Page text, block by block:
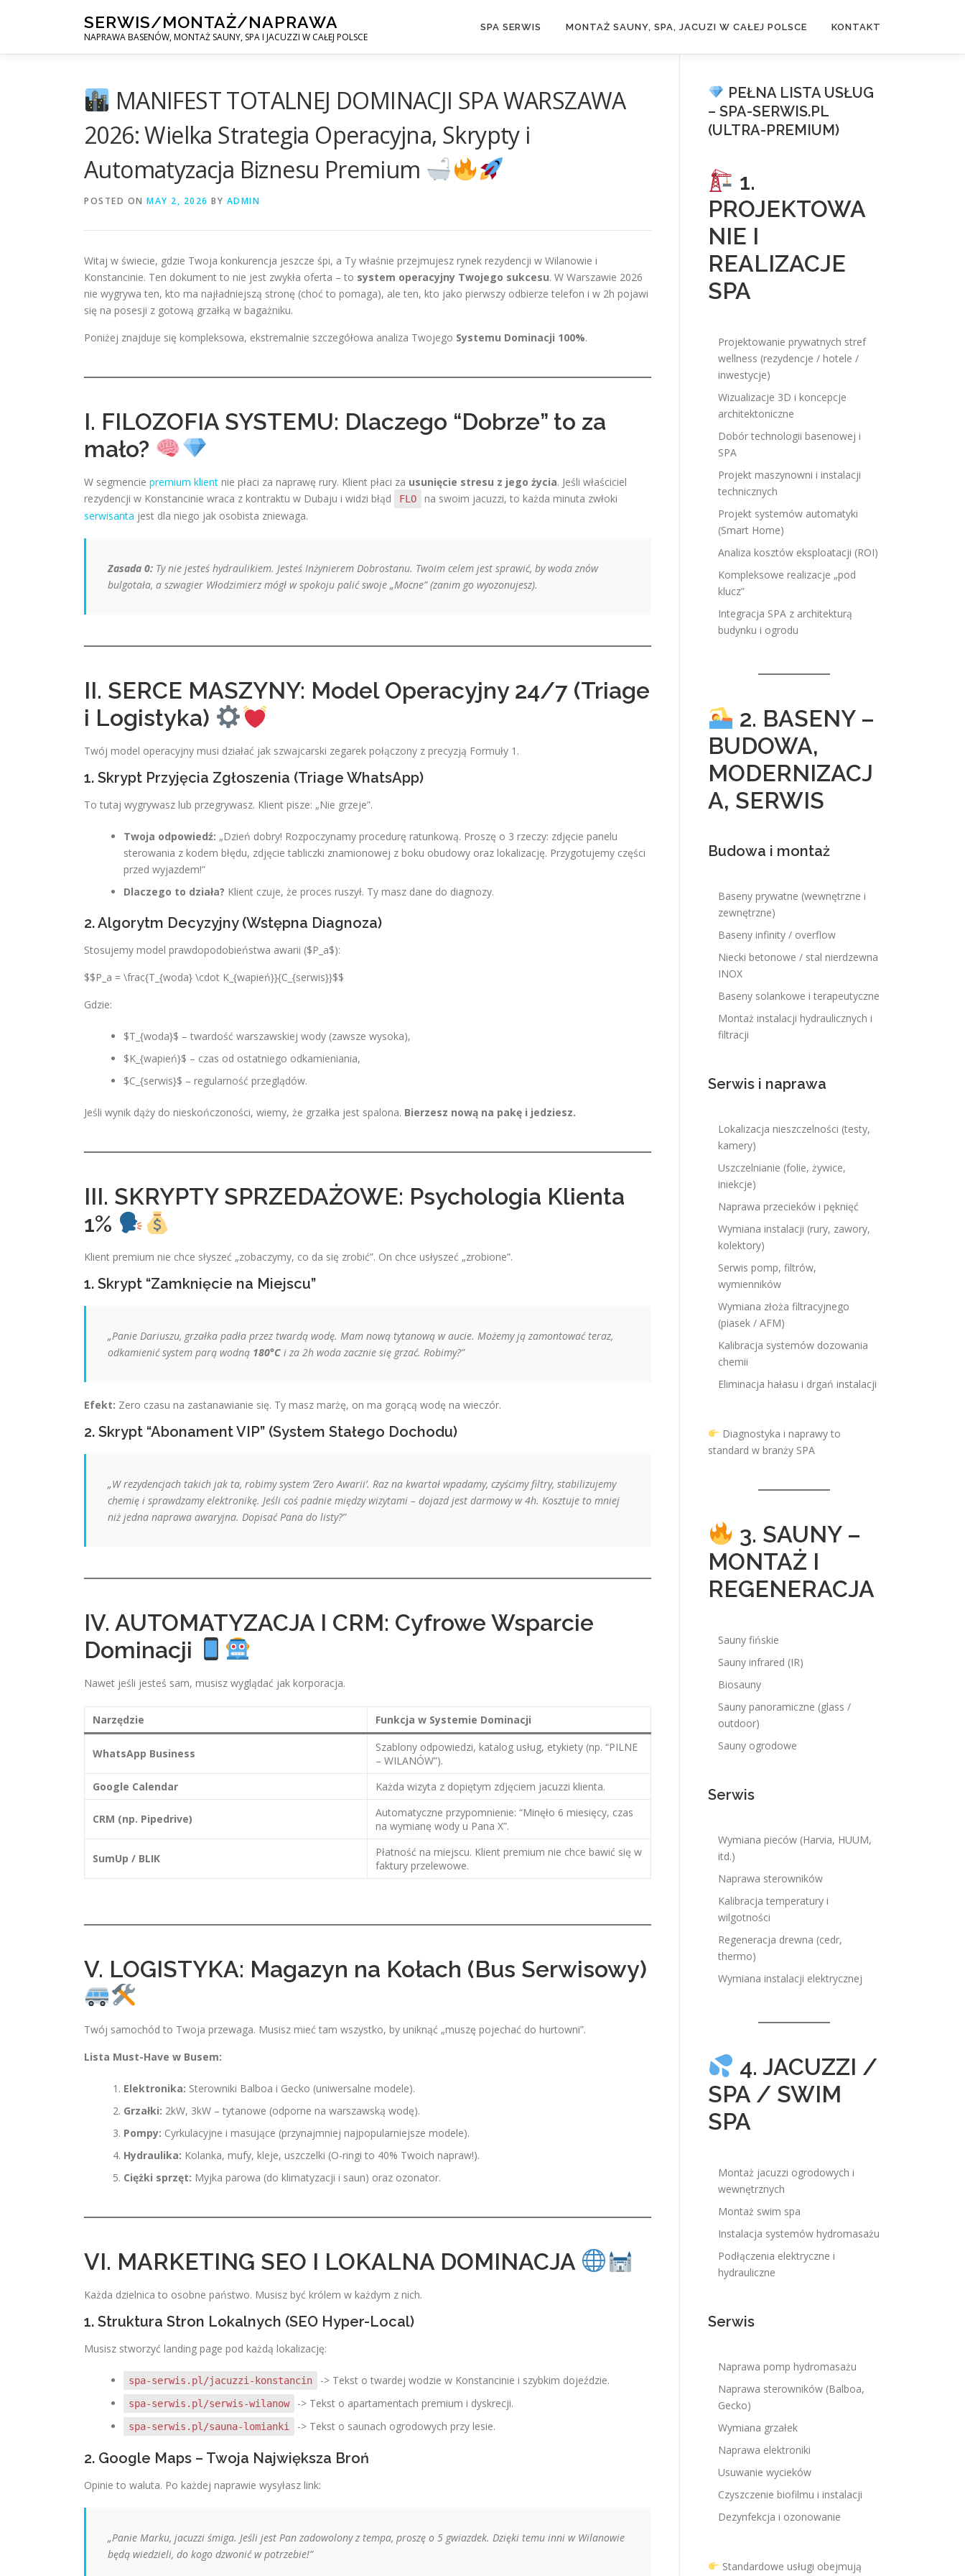
SERWIS/MONTAŻ/NAPRAWA
NAPRAWA BASENÓW, MONTAŻ SAUNY, SPA I JACUZZI W CAŁEJ POLSCE
SPA SERWIS MONTAŻ SAUNY, SPA, JACUZI W CAŁEJ POLSCE KONTAKT
MANIFEST TOTALNEJ DOMINACJI SPA WARSZAWA
2026: Wielka Strategia Operacyjna, Skrypty i
Automatyzacja Biznesu Premium
POSTED ON MAY 2, 2026 BY ADMIN
Witaj w świecie, gdzie Twoja konkurencja jeszcze śpi, a Ty właśnie przejmujesz rynek rezydencji w Wilanowie i
Konstancinie. Ten dokument to nie jest zwykła oferta – to system operacyjny Twojego sukcesu. W Warszawie 2026
nie wygrywa ten, kto ma najładniejszą stronę (choć to pomaga), ale ten, kto jako pierwszy odbierze telefon i w 2h pojawi
się na posesji z gotową grzałką w bagażniku.
Poniżej znajduje się kompleksowa, ekstremalnie szczegółowa analiza Twojego Systemu Dominacji 100%.
I. FILOZOFIA SYSTEMU: Dlaczego “Dobrze” to za
mało?
W segmencie premium klient nie płaci za naprawę rury. Klient płaci za usunięcie stresu z jego życia. Jeśli właściciel
rezydencji w Konstancinie wraca z kontraktu w Dubaju i widzi błąd
FLO
na swoim jacuzzi, to każda minuta zwłoki
serwisanta jest dla niego jak osobista zniewaga.
Zasada 0: Ty nie jesteś hydraulikiem. Jesteś Inżynierem Dobrostanu. Twoim celem jest sprawić, by woda znów
bulgotała, a szwagier Włodzimierz mógł w spokoju palić swoje „Mocne” (zanim go wyozonujesz).
II. SERCE MASZYNY: Model Operacyjny 24/7 (Triage
i Logistyka)
Twój model operacyjny musi działać jak szwajcarski zegarek połączony z precyzją Formuły 1.
1. Skrypt Przyjęcia Zgłoszenia (Triage WhatsApp)
To tutaj wygrywasz lub przegrywasz. Klient pisze: „Nie grzeje”.
Twoja odpowiedź: „Dzień dobry! Rozpoczynamy procedurę ratunkową. Proszę o 3 rzeczy: zdjęcie panelu
sterowania z kodem błędu, zdjęcie tabliczki znamionowej z boku obudowy oraz lokalizację. Przygotujemy części
przed wyjazdem!”
Dlaczego to działa? Klient czuje, że proces ruszył. Ty masz dane do diagnozy.
2. Algorytm Decyzyjny (Wstępna Diagnoza)
Stosujemy model prawdopodobieństwa awarii ($P_a$):
$$P_a = \frac{T_{woda} \cdot K_{wapień}}{C_{serwis}}$$
Gdzie:
$T_{woda}$ – twardość warszawskiej wody (zawsze wysoka),
$K_{wapień}$ – czas od ostatniego odkamieniania,
$C_{serwis}$ – regularność przeglądów.
Jeśli wynik dąży do nieskończoności, wiemy, że grzałka jest spalona. Bierzesz nową na pakę i jedziesz.
III. SKRYPTY SPRZEDAŻOWE: Psychologia Klienta
1%
Klient premium nie chce słyszeć „zobaczymy, co da się zrobić”. On chce usłyszeć „zrobione”.
1. Skrypt “Zamknięcie na Miejscu”
„Panie Dariuszu, grzałka padła przez twardą wodę. Mam nową tytanową w aucie. Możemy ją zamontować teraz,
odkamienić system parą wodną 180°C i za 2h woda zacznie się grzać. Robimy?”
Efekt: Zero czasu na zastanawianie się. Ty masz marżę, on ma gorącą wodę na wieczór.
2. Skrypt “Abonament VIP” (System Stałego Dochodu)
„W rezydencjach takich jak ta, robimy system ‘Zero Awarii’. Raz na kwartał wpadamy, czyścimy filtry, stabilizujemy
chemię i sprawdzamy elektronikę. Jeśli coś padnie między wizytami – dojazd jest darmowy w 4h. Kosztuje to mniej
niż jedna naprawa awaryjna. Dopisać Pana do listy?”
IV. AUTOMATYZACJA I CRM: Cyfrowe Wsparcie
Dominacji
Nawet jeśli jesteś sam, musisz wyglądać jak korporacja.
Narzędzie Funkcja w Systemie Dominacji
WhatsApp Business
Szablony odpowiedzi, katalog usług, etykiety (np. “PILNE
– WILANÓW”).
Google Calendar
Każda wizyta z dopiętym zdjęciem jacuzzi klienta.
CRM (np. Pipedrive)
Automatyczne przypomnienie: “Minęło 6 miesięcy, czas
na wymianę wody u Pana X”.
SumUp / BLIK
Płatność na miejscu. Klient premium nie chce bawić się w
faktury przelewowe.
V. LOGISTYKA: Magazyn na Kołach (Bus Serwisowy)
Twój samochód to Twoja przewaga. Musisz mieć tam wszystko, by uniknąć „muszę pojechać do hurtowni”.
Lista Must-Have w Busem:
Elektronika: Sterowniki Balboa i Gecko (uniwersalne modele).
Grzałki: 2kW, 3kW – tytanowe (odporne na warszawską wodę).
Pompy: Cyrkulacyjne i masujące (przynajmniej najpopularniejsze modele).
Hydraulika: Kolanka, mufy, kleje, uszczelki (O-ringi to 40% Twoich napraw!).
Ciężki sprzęt: Myjka parowa (do klimatyzacji i saun) oraz ozonator.
VI. MARKETING SEO I LOKALNA DOMINACJA
Każda dzielnica to osobne państwo. Musisz być królem w każdym z nich.
1. Struktura Stron Lokalnych (SEO Hyper-Local)
Musisz stworzyć landing page pod każdą lokalizację:
spa-serwis.pl/jacuzzi-konstancin -> Tekst o twardej wodzie w Konstancinie i szybkim dojeździe.
spa-serwis.pl/serwis-wilanow -> Tekst o apartamentach premium i dyskrecji.
spa-serwis.pl/sauna-lomianki -> Tekst o saunach ogrodowych przy lesie.
2. Google Maps – Twoja Największa Broń
Opinie to waluta. Po każdej naprawie wysyłasz link:
„Panie Marku, jacuzzi śmiga. Jeśli jest Pan zadowolony z tempa, proszę o 5 gwiazdek. Dzięki temu inni w Wilanowie
będą wiedzieli, do kogo dzwonić w potrzebie!”
PEŁNA LISTA USŁUG
– SPA-SERWIS.PL
(ULTRA-PREMIUM)
1.
PROJEKTOWA
NIE I
REALIZACJE
SPA
Projektowanie prywatnych stref
wellness (rezydencje / hotele /
inwestycje)
Wizualizacje 3D i koncepcje
architektoniczne
Dobór technologii basenowej i
SPA
Projekt maszynowni i instalacji
technicznych
Projekt systemów automatyki
(Smart Home)
Analiza kosztów eksploatacji (ROI)
Kompleksowe realizacje „pod
klucz”
Integracja SPA z architekturą
budynku i ogrodu
2. BASENY –
BUDOWA,
MODERNIZACJ
A, SERWIS
Budowa i montaż
Baseny prywatne (wewnętrzne i
zewnętrzne)
Baseny infinity / overflow
Niecki betonowe / stal nierdzewna
INOX
Baseny solankowe i terapeutyczne
Montaż instalacji hydraulicznych i
filtracji
Serwis i naprawa
Lokalizacja nieszczelności (testy,
kamery)
Uszczelnianie (folie, żywice,
iniekcje)
Naprawa przecieków i pęknięć
Wymiana instalacji (rury, zawory,
kolektory)
Serwis pomp, filtrów,
wymienników
Wymiana złoża filtracyjnego
(piasek / AFM)
Kalibracja systemów dozowania
chemii
Eliminacja hałasu i drgań instalacji
Diagnostyka i naprawy to
standard w branży SPA
3. SAUNY –
MONTAŻ I
REGENERACJA
Sauny fińskie
Sauny infrared (IR)
Biosauny
Sauny panoramiczne (glass /
outdoor)
Sauny ogrodowe
Serwis
Wymiana pieców (Harvia, HUUM,
itd.)
Naprawa sterowników
Kalibracja temperatury i
wilgotności
Regeneracja drewna (cedr,
thermo)
Wymiana instalacji elektrycznej
4. JACUZZI /
SPA / SWIM
SPA
Montaż jacuzzi ogrodowych i
wewnętrznych
Montaż swim spa
Instalacja systemów hydromasażu
Podłączenia elektryczne i
hydrauliczne
Serwis
Naprawa pomp hydromasażu
Naprawa sterowników (Balboa,
Gecko)
Wymiana grzałek
Naprawa elektroniki
Usuwanie wycieków
Czyszczenie biofilmu i instalacji
Dezynfekcja i ozonowanie
Standardowe usługi obejmują